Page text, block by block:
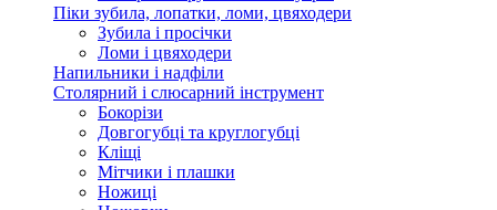
Піки зубила, лопатки, ломи, цвяходери
Зубила і просічки
Ломи і цвяходери
Напильники і надфіли
Столярний і слюсарний інструмент
Бокорізи
Довгогубці та круглогубці
Кліщі
Мітчики і плашки
Ножиці